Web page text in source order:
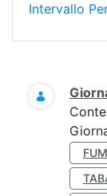
Intervallo
Ricerca